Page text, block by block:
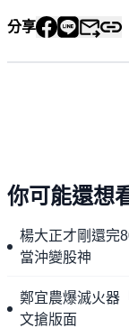
分享
你可能還想
楊大正才剛還完
當沖變股神
鄭宜農爆滅火器
文搶版面